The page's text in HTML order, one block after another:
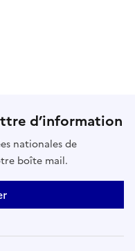
d’information
nationales de
boîte mail.